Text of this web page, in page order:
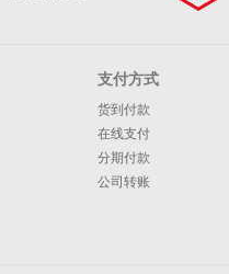
支付方式
货到付款
在线支付
分期付款
公司转账